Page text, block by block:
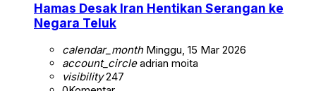
Hamas Desak Iran Hentikan Serangan ke
Negara Teluk
calendar_monthMinggu, 15 Mar 2026
account_circleadrian moita
visibility247